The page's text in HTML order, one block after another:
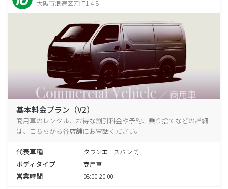
大阪市浪速区元町1-4-8
基本料金プラン（V2）
商用車のレンタル、お得な割引料金や予約、乗り捨てなどの詳細
は、こちらから各店舗にお電話ください。
代表車種 タウンエースバン 等
ボディタイプ 商用車
営業時間 08:00-20:00